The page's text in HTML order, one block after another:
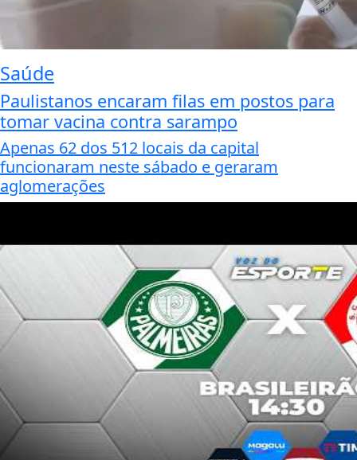
Saúde
Paulistanos encaram filas em postos para
tomar vacina contra sarampo
Apenas 62 dos 512 locais da capital
funcionaram neste sábado e geraram
aglomerações